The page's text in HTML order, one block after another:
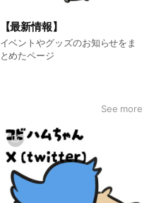
【最新情報】
イベントやグッズのお知らせをま
とめたページ
See more